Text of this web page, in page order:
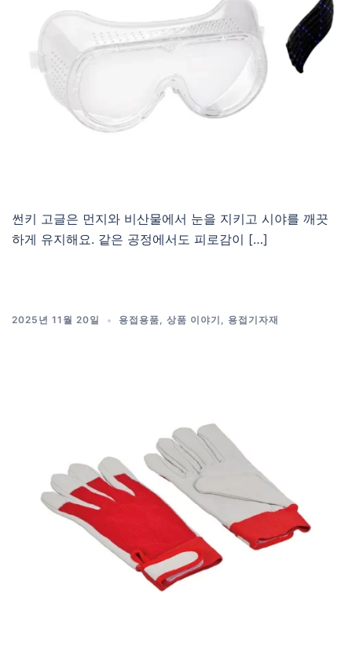
썬키 고글은 먼지와 비산물에서 눈을 지키고 시야를 깨끗
하게 유지해요. 같은 공정에서도 피로감이 […]
2025년 11월 20일 용접용품, 상품 이야기 , 용접기자재